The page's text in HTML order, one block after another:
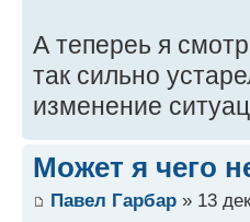
А тепереь я
так сильно
изменение
Может я чего
Павел Гарбар » 13